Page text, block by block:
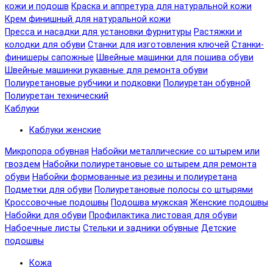
кожи и подошв Краска и аппретура для натуральной кожи
Крем финишный для натуральной кожи
Пресса и насадки для установки фурнитуры Растяжки и
колодки для обуви Станки для изготовления ключей Станки-
финишеры сапожные Швейные машинки для пошива обуви
Швейные машинки рукавные для ремонта обуви
Полиуретановые рубчики и подковки Полиуретан обувной
Полиуретан технический
Каблуки
Каблуки женские
Микропора обувная Набойки металлические со штырем или
гвоздем Набойки полиуретановые со штырем для ремонта
обуви Набойки формованные из резины и полиуретана
Подметки для обуви Полиуретановые полосы со штырями
Кроссовочные подошвы Подошва мужская Женские подошвы
Набойки для обуви Профилактика листовая для обуви
Набоечные листы Стельки и задники обувные Детские
подошвы
Кожа